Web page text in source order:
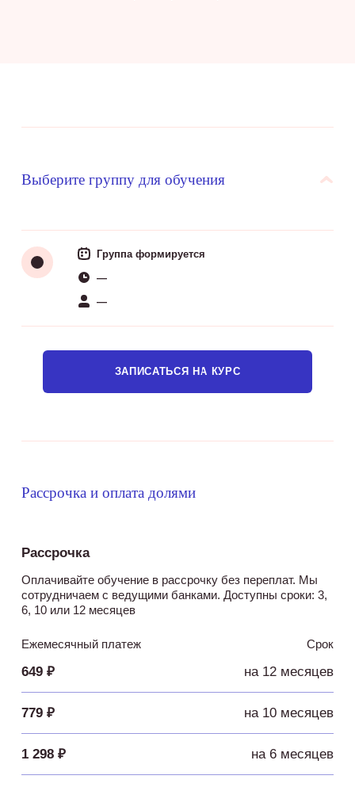
Выберите группу для обучения
Группа формируется
—
—
ЗАПИСАТЬСЯ НА КУРС
Рассрочка и оплата долями
Рассрочка
Оплачивайте обучение в рассрочку без переплат. Мы
сотрудничаем с ведущими банками. Доступны сроки: 3,
6, 10 или 12 месяцев
Ежемесячный платеж Срок
649 ₽ на 12 месяцев
779 ₽ на 10 месяцев
1 298 ₽ на 6 месяцев